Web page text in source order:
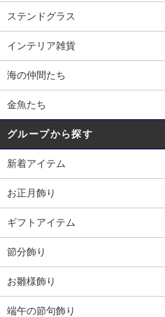
ステンドグラス
インテリア雑貨
海の仲間たち
金魚たち
グループから探す
新着アイテム
お正月飾り
ギフトアイテム
節分飾り
お雛様飾り
端午の節句飾り